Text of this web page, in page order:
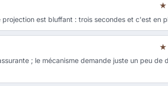
est bluffant : trois secondes et c'est en
; le mécanisme demande juste un peu de